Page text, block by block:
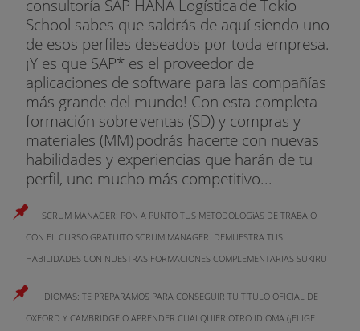
Pensamiento Lean (II).
GESTIÓN FINANCIERA
Conceptos fundamentales. Rentas. Operaciones
financieras. Préstamos. Decisiones de financiación.
Decisiones de inversión. Estructura económico-
fianciera de la empresa.
PROJECT MANAGEMENT
Marco conceptual de la dirección de proyectos.
Normas y áreas de conocimiento de la dirección
de proyectos. Gestión de la integración y alcance
del proyecto. Gestión del tiempo, calidad y costes
del proyecto. Gestión de los RR.HH. y las
comunicaciones. Gestión de riesgos y
adquisiciones del proyecto.
consultoría SAP HANA Logística de Tokio
School sabes que saldrás de aquí siendo uno
de esos perfiles deseados por toda empresa.
¡Y es que SAP* es el proveedor de
aplicaciones de software para las compañías
más grande del mundo! Con esta completa
formación sobre ventas (SD) y compras y
materiales (MM) podrás hacerte con nuevas
habilidades y experiencias que harán de tu
perfil, uno mucho más competitivo...
SCRUM MANAGER: PON A PUNTO TUS METODOLOGíAS DE TRABAJO
CON EL CURSO GRATUITO SCRUM MANAGER. DEMUESTRA TUS
HABILIDADES CON NUESTRAS FORMACIONES COMPLEMENTARIAS SUKIRU
IDIOMAS: TE PREPARAMOS PARA CONSEGUIR TU TíTULO OFICIAL DE
OXFORD Y CAMBRIDGE O APRENDER CUALQUIER OTRO IDIOMA (¡ELIGE